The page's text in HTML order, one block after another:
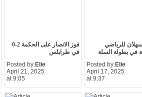
فوز الانصار على الحكمة 2-0
في طرابلس
Posted by Elie
April 21, 2025
at 9:05
للرياضي
في بطولة السلة
Posted by Elie
April 17, 2025
at 9:37